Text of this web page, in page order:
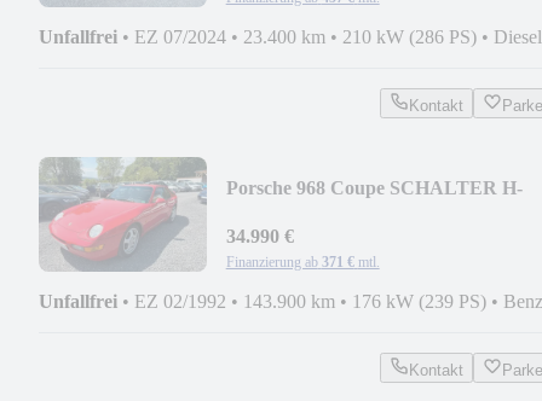
Unfallfrei • EZ 07/2024 • 23.400 km • 210 kW (286 PS) • Diesel
Kontakt
Porsche 968 Coupe SCHALTER H-
34.990 €
Finanzierung ab 371 € mtl.
Unfallfrei • EZ 02/1992 • 143.900 km • 176 kW (239 PS) •
Kontakt